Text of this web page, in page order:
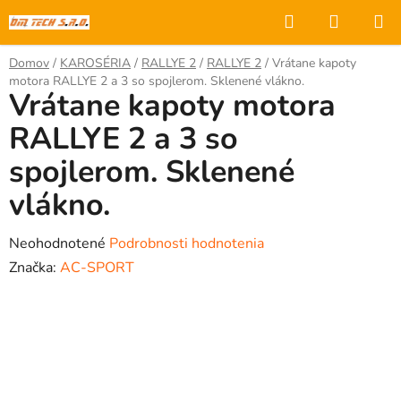
na
obsah
Hľadať
KOŠÍK
Domov / KAROSÉRIA / RALLYE 2 / RALLYE 2 / Vrátane kapoty
motora RALLYE 2 a 3 so spojlerom. Sklenené vlákno.
Vrátane kapoty motora
RALLYE 2 a 3 so
spojlerom. Sklenené
vlákno.
Priemerné
hodnotenie
Neohodnotené Podrobnosti hodnotenia
Značka: AC-SPORT